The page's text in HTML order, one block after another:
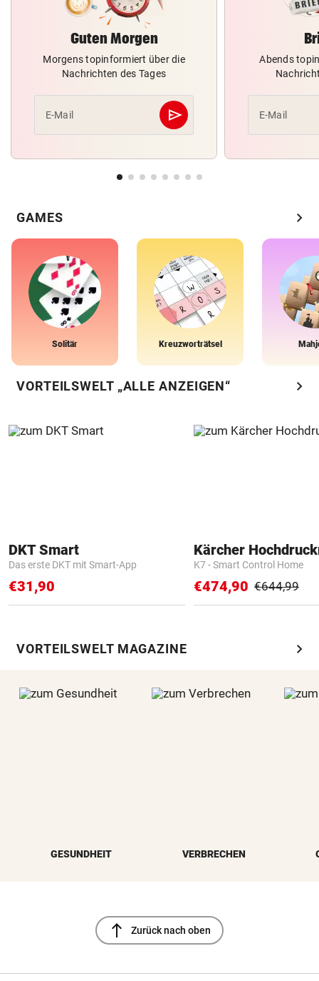
Guten Morgen
Morgens topinformiert über die
Nachrichten des Tages
E-Mail send
Abschicken
Abends
E-Mail
GAMES chevron_right
Solitär Kreuzworträtsel
VORTEILSWELT „ALLE ANZEIGEN“ chevron_right
DKT Smart
Das erste DKT mit Smart-App
€31,90
Kärcher
K7 - Smart Control Home
€474,90 €644,99
VORTEILSWELT MAGAZINE chevron_right
GESUNDHEIT VERBRECHEN
north Zurück nach oben